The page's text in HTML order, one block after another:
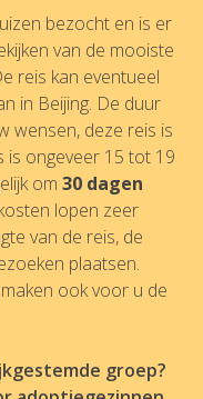
bezocht en is er
van de mooiste
reis kan eventueel
in Beijing. De duur
wensen, deze reis is
is ongeveer 15 tot 19
om 30 dagen
lopen zeer
van de reis, de
plaatsen.
ook voor u de
groep?